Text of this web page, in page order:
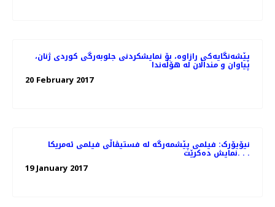
پێشەنگایەکی رازاوە، بۆ نمایشکردنی جلوبەرگی کوردی ژنان،
پیاوان و منداڵان لە هۆڵەندا
20 February 2017
نیۆیۆرک: فیلمی پێشمەرگە لە فستیڤاڵی فیلمی ئەمریکا
نمایش دەکرێت. . .
19 January 2017